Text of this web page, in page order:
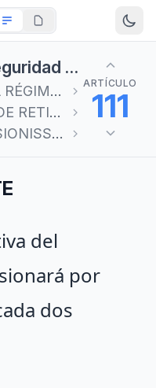
Ley del Instituto de Seguridad y Servicios Sociales de los Trabajadores del Estado
OBLIGATORIO
AVANZADA Y VEJEZ
ARTÍCULO
111
del
por
dos